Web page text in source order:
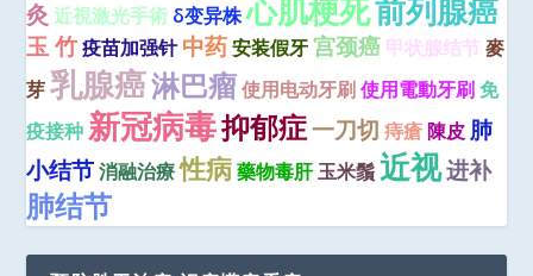
灸 近視激光手術 δ变异株心肌梗死前列腺癌
玉 竹 疫苗加强针 中药 安装假牙 宫颈癌 甲状腺结节 麥
芽 乳腺癌淋巴瘤 使用电动牙刷 使用電動牙刷 免
疫接种 新冠病毒抑郁症一刀切 痔瘡 陳皮 肺
小结节 消融治療 性病 藥物毒肝玉米鬚 近视进补
肺结节